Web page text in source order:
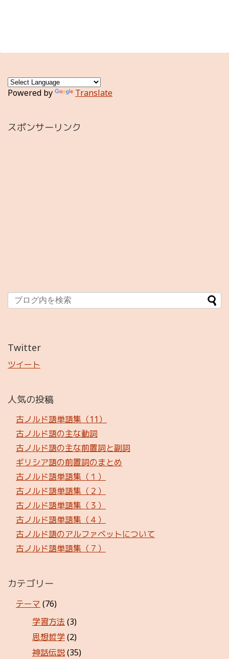
Powered by Translate
スポンサーリンク
Twitter
ツイート
人気の投稿
古ノルド語単語集（11）
古ノルド語の主な動詞
古ノルド語の主な前置詞と副詞
ギリシア語の前置詞のまとめ
古ノルド語単語集（１）
古ノルド語単語集（２）
古ノルド語単語集（３）
古ノルド語単語集（４）
古ノルド語のアルファベットについて
古ノルド語単語集（７）
カテゴリー
テーマ (76)
学習方法 (3)
思想哲学(2)
神話伝説(35)